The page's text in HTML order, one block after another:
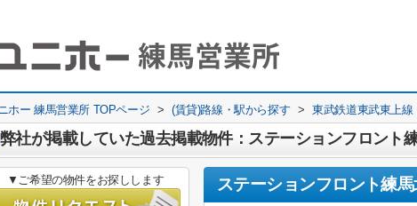
ホー 練馬営業所 TOPページ > (賃貸)路線・駅から探す > 東武鉄道東武東上線
弊社が掲載していた過去掲載物件：ステーションフロント練
ステーションフロント練
▼ご希望の物件をお探しします